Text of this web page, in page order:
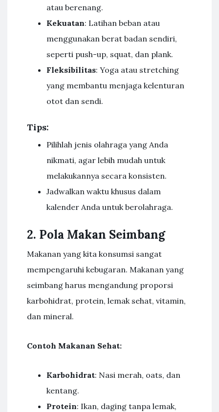
atau berenang.
Kekuatan: Latihan beban atau
menggunakan berat badan sendiri,
seperti push-up, squat, dan plank.
Fleksibilitas: Yoga atau stretching
yang membantu menjaga kelenturan
otot dan sendi.
Tips:
Pilihlah jenis olahraga yang Anda
nikmati, agar lebih mudah untuk
melakukannya secara konsisten.
Jadwalkan waktu khusus dalam
kalender Anda untuk berolahraga.
2. Pola Makan Seimbang
Makanan yang kita konsumsi sangat
mempengaruhi kebugaran. Makanan yang
seimbang harus mengandung proporsi
karbohidrat, protein, lemak sehat, vitamin,
dan mineral.
Contoh Makanan Sehat:
Karbohidrat: Nasi merah, oats, dan
kentang.
Protein: Ikan, daging tanpa lemak,